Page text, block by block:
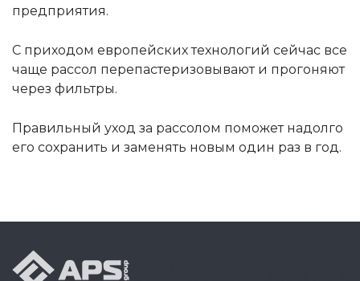
предприятия.
С приходом европейских технологий сейчас все
чаще рассол перепастеризовывают и прогоняют
через фильтры.
Правильный уход за рассолом поможет надолго
его сохранить и заменять новым один раз в год.